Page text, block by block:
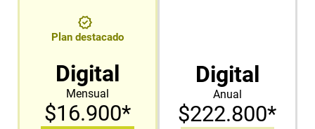
Plan destacado
Digital
Mensual
$16.900*
Digital
Anual
$222.800*